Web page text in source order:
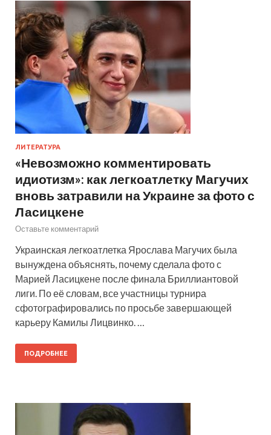
ЛИТЕРАТУРА
«Невозможно комментировать
идиотизм»: как легкоатлетку Магучих
вновь затравили на Украине за фото с
Ласицкене
Оставьте комментарий
Украинская легкоатлетка Ярослава Магучих была
вынуждена объяснять, почему сделала фото с
Марией Ласицкене после финала Бриллиантовой
лиги. По её словам, все участницы турнира
сфотографировались по просьбе завершающей
карьеру Камилы Лицвинко. …
ПОДРОБНЕЕ